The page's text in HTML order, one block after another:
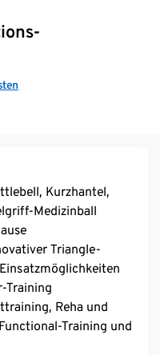
Kurzhantel,
Medizinball
Triangle-
Training
Reha und
Training und